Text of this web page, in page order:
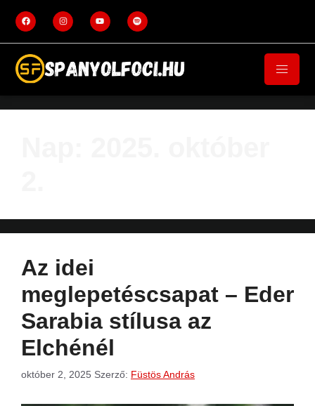
Az idei
meglepetéscsapat – Eder
Sarabia stílusa az
Elchénél
október 2, 2025 Szerző: Füstös András